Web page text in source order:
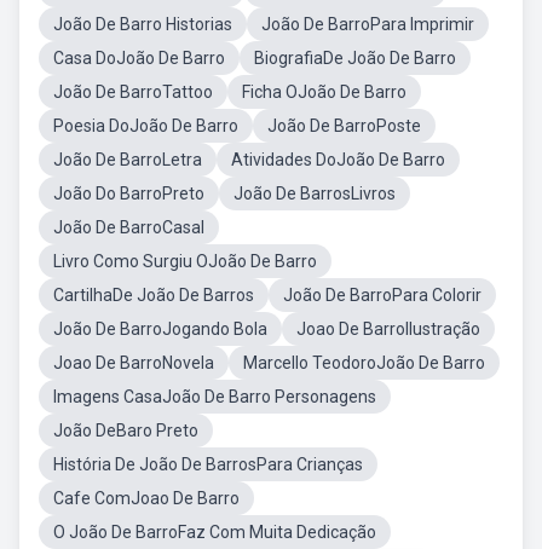
João De Barro Historias
João De BarroPara Imprimir
Casa DoJoão De Barro
BiografiaDe João De Barro
João De BarroTattoo
Ficha OJoão De Barro
Poesia DoJoão De Barro
João De BarroPoste
João De BarroLetra
Atividades DoJoão De Barro
João Do BarroPreto
João De BarrosLivros
João De BarroCasal
Livro Como Surgiu OJoão De Barro
CartilhaDe João De Barros
João De BarroPara Colorir
João De BarroJogando Bola
Joao De BarroIlustração
Joao De BarroNovela
Marcello TeodoroJoão De Barro
Imagens CasaJoão De Barro Personagens
João DeBaro Preto
História De João De BarrosPara Crianças
Cafe ComJoao De Barro
O João De BarroFaz Com Muita Dedicação